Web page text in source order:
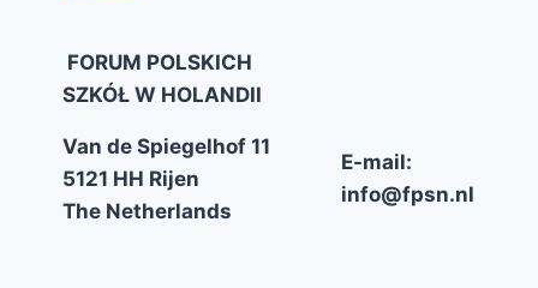
FORUM POLSKICH
SZKÓŁ W HOLANDII
Van de Spiegelhof 11
5121 HH Rijen
The Netherlands
E-mail:
info@fpsn.nl